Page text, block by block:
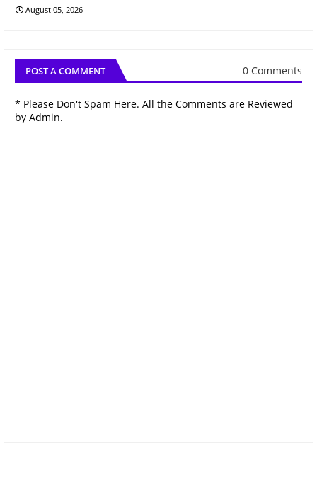
August 05, 2026
POST A COMMENT 0 Comments
* Please Don't Spam Here. All the Comments are Reviewed
by Admin.